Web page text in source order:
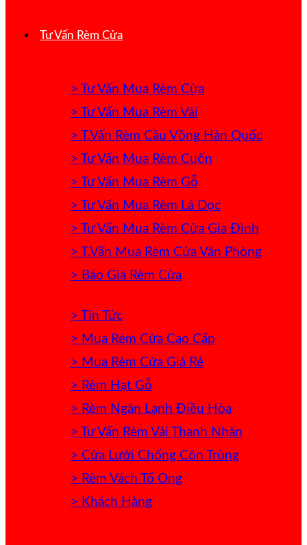
Tư Vấn Rèm Cửa
> Tư Vấn Mua Rèm Cửa
> Tư Vấn Mua Rèm Vải
> T.Vấn Rèm Cầu Vồng Hàn Quốc
> Tư Vấn Mua Rèm Cuốn
> Tư Vấn Mua Rèm Gỗ
> Tư Vấn Mua Rèm Lá Dọc
> Tư Vấn Mua Rèm Cửa Gia Đình
> T.Vấn Mua Rèm Cửa Văn Phòng
> Báo Giá Rèm Cửa
> Tin Tức
> Mua Rèm Cửa Cao Cấp
> Mua Rèm Cửa Giá Rẻ
> Rèm Hạt Gỗ
> Rèm Ngăn Lạnh Điều Hòa
> Tư Vấn Rèm Vải Thanh Nhàn
> Cửa Lưới Chống Côn Trùng
> Rèm Vách Tổ Ong
> Khách Hàng